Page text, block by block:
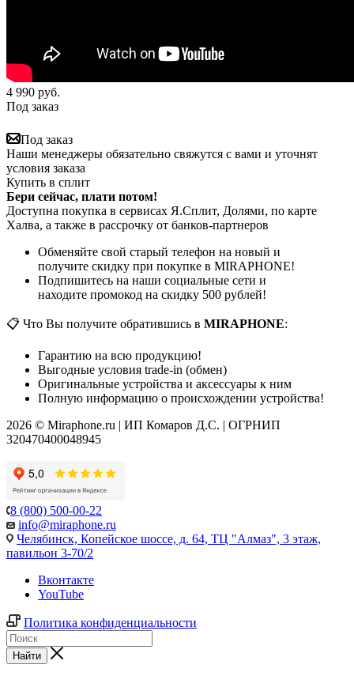
4 990 руб.
Под заказ
Под заказ
Наши менеджеры обязательно свяжутся с вами и уточнят
условия заказа
Купить в сплит
Бери сейчас, плати потом!
Доступна покупка в сервисах Я.Сплит, Долями, по карте
Халва, а также в рассрочку от банков-партнеров
Обменяйте свой старый телефон на новый и
получите скидку при покупке в MIRAPHONE!
Подпишитесь на наши социальные сети и
находите промокод на скидку 500 рублей!
📋 Что Вы получите обратившись в MIRAPHONE:
Гарантию на всю продукцию!
Выгодные условия trade-in (обмен)
Оригинальные устройства и аксессуары к ним
Полную информацию о происхождении устройства!
2026 © Miraphone.ru | ИП Комаров Д.С. | ОГРНИП
320470400048945
8 (800) 500-00-22
info@miraphone.ru
Челябинск, Копейское шоссе, д. 64, ТЦ "Алмаз", 3 этаж,
павильон 3-70/2
Вконтакте
YouTube
Политика конфиденциальности
Найти